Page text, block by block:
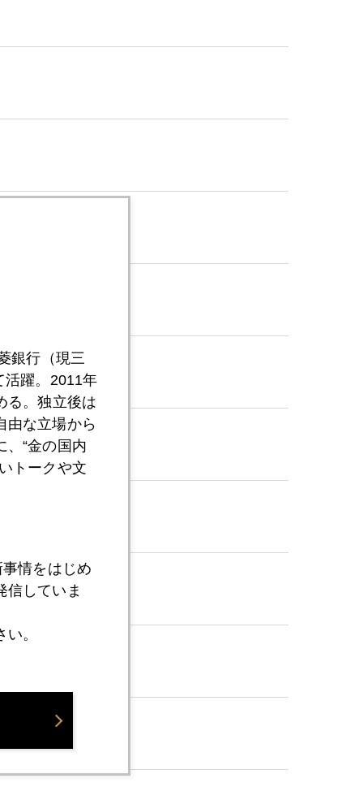
銀行（現三
活躍。2011年
る。独立後は
由な立場から
、“金の国内
トークや文
情をはじめ
信していま
。